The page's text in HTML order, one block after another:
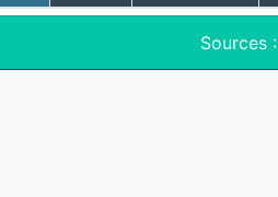
Sources :